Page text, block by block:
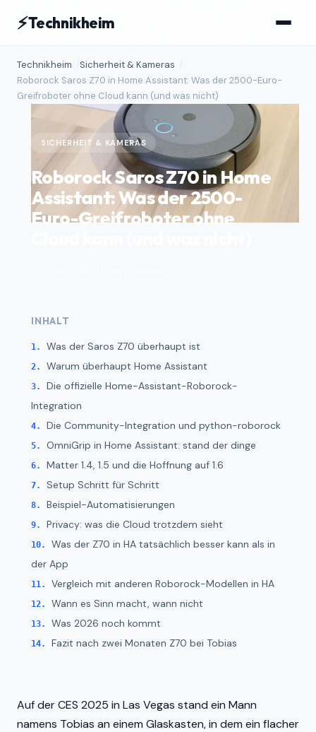
⚡Technikheim
Technikheim
Sicherheit & Kameras
Roborock Saros Z70 in Home Assistant: Was der 2500-Euro-
Greifroboter ohne Cloud kann (und was nicht)
SICHERHEIT & KAMERAS
Roborock Saros Z70 in Home
Assistant: Was der 2500-
Euro-Greifroboter ohne
INHALT
Was der Saros Z70 überhaupt ist
Warum überhaupt Home Assistant
Die offizielle Home-Assistant-Roborock-
Integration
Die Community-Integration und python-roborock
OmniGrip in Home Assistant: stand der dinge
Matter 1.4, 1.5 und die Hoffnung auf 1.6
Setup Schritt für Schritt
Beispiel-Automatisierungen
Privacy: was die Cloud trotzdem sieht
Was der Z70 in HA tatsächlich besser kann als in
der App
Vergleich mit anderen Roborock-Modellen in HA
Wann es Sinn macht, wann nicht
Was 2026 noch kommt
Fazit nach zwei Monaten Z70 bei Tobias
Auf der CES 2025 in Las Vegas stand ein Mann
namens Tobias an einem Glaskasten, in dem ein flacher